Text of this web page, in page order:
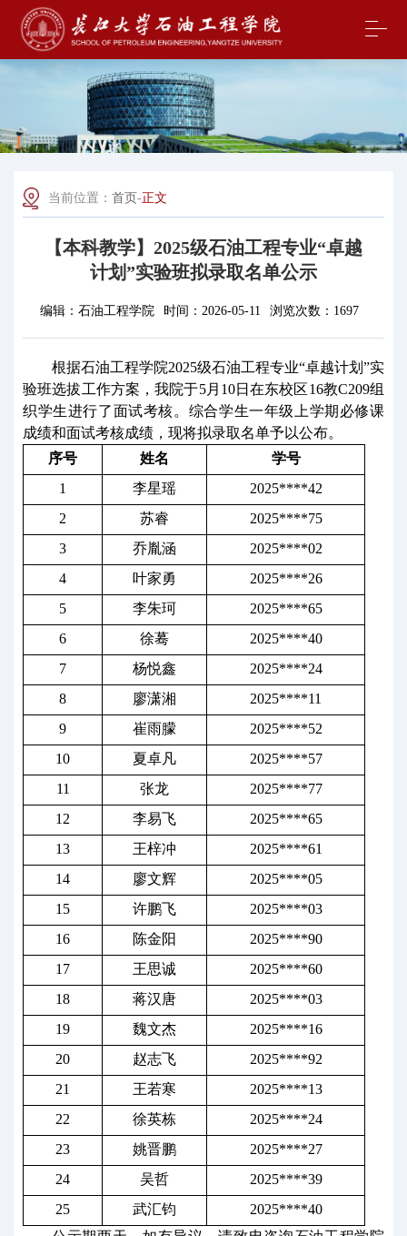
当前位置： 首页-正文
【本科教学】2025级石油工程专业“卓越
计划”实验班拟录取名单公示
编辑： 石油工程学院 时间： 2026-05-11 浏览次数： 1697
根据石油工程学院2025级石油工程专业“卓越计划”实
验班选拔工作方案，我院于5月 10日在东校区16教C209组
织学生进行了面试考核。综合学生一年级上学期必修课
成绩和面试考核成绩，现将拟录取名单予以公布。
序号
姓名
学号
1
李星瑶
2025****42
2
苏睿
2025****75
3
乔胤涵
2025****02
4
叶家勇
2025****26
5
李朱珂
2025****65
6
徐蓦
2025****40
7
杨悦鑫
2025****24
8
廖潇湘
2025****11
9
崔雨朦
2025****52
10
夏卓凡
2025****57
11
张龙
2025****77
12
李易飞
2025****65
13
王梓冲
2025****61
14
廖文辉
2025****05
15
许鹏飞
2025****03
16
陈金阳
2025****90
17
王思诚
2025****60
18
蒋汉唐
2025****03
19
魏文杰
2025****16
20
赵志飞
2025****92
21
王若寒
2025****13
22
徐英栋
2025****24
23
姚晋鹏
2025****27
24
吴哲
2025****39
25
武汇钧
2025****40